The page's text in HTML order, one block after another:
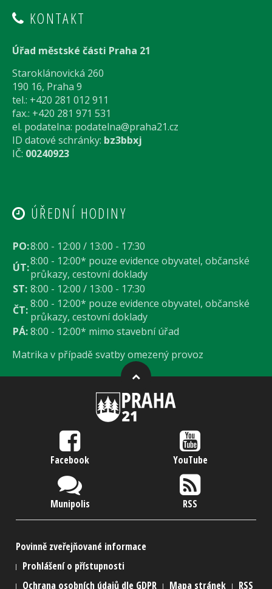
KONTAKT
Úřad městské části Praha 21
Staroklánovická 260
190 16, Praha 9
tel.: +420 281 012 911
fax.: +420 281 971 531
el. podatelna: podatelna@praha21.cz
ID datové schránky: bz3bbxj
IČ: 00240923
ÚŘEDNÍ HODINY
PO:8:00 - 12:00 / 13:00 - 17:30
ÚT:8:00 - 12:00* pouze evidence obyvatel, občanské
průkazy, cestovní doklady
ST: 8:00 - 12:00 / 13:00 - 17:30
ČT:8:00 - 12:00* pouze evidence obyvatel, občanské
průkazy, cestovní doklady
PÁ:8:00 - 12:00* mimo stavební úřad
Matrika v případě svatby omezený provoz
Facebook YouTube
Munipolis RSS
Povinně zveřejňované informace
Prohlášení o přístupnosti
Ochrana osobních údajů dle GDPR
Mapa stránek RSS